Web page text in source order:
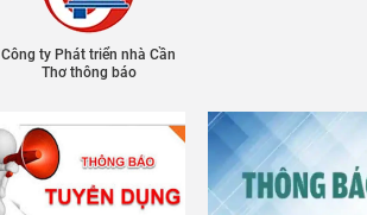
Công ty Phát triển nhà Cần
Thơ thông báo